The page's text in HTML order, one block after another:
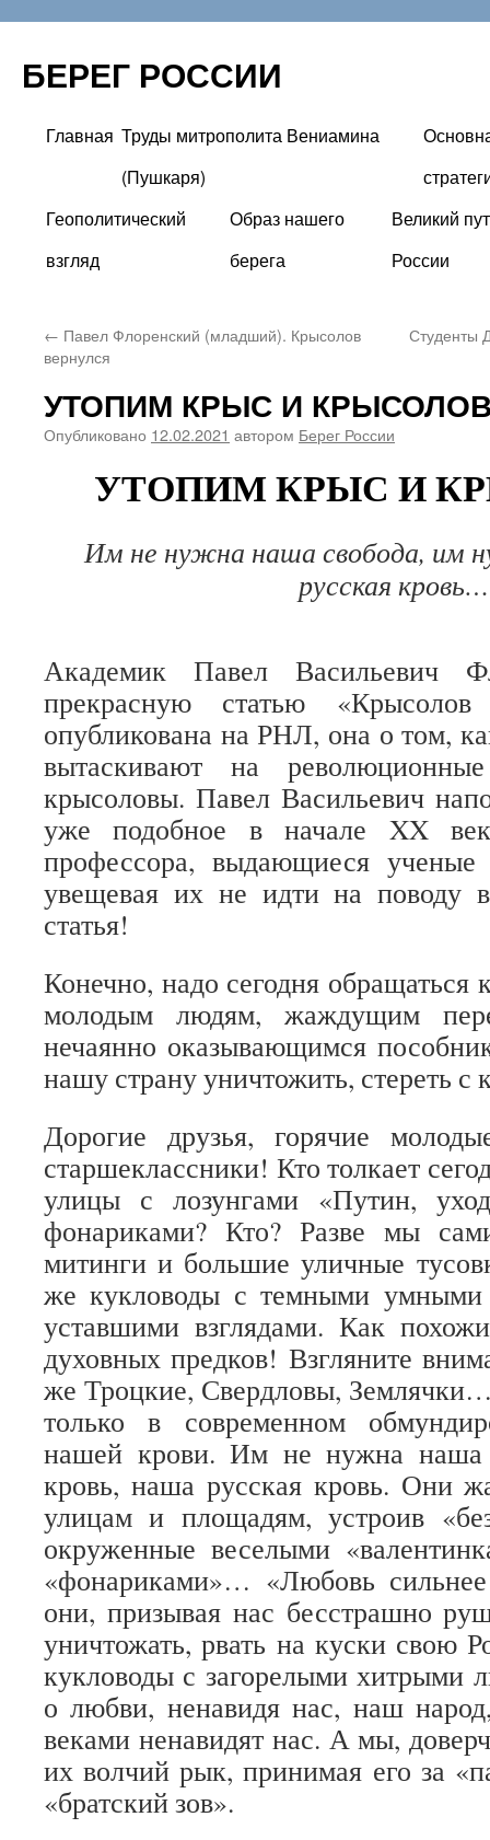
БЕРЕГ РОССИИ
Перейти
содержимому
Главная Труды митрополита Вениамина
(Пушкаря)
Геополитический
взгляд
Образ нашего
берега
Великий
России
← Павел Флоренский (младший). Крысолов
вернулся
Студенты
УТОПИМ КРЫС И
Опубликовано 12.02.2021 автором Берег России
УТОПИМ КРЫС И
Им не нужна наша свобода, им
русская кровь…
Академик Павел Васильевич
прекрасную статью «Крысолов
опубликована на РНЛ, она о том,
вытаскивают на
крысоловы. Павел Васильевич
уже подобное в начале XX
профессора, выдающиеся ученые
увещевая их не идти на поводу
статья!
Конечно, надо сегодня обращаться
молодым людям, жаждущим
нечаянно оказывающимся
нашу страну уничтожить, стереть с
Дорогие друзья, горячие
старшеклассники! Кто толкает
улицы с лозунгами «Путин,
фонариками? Кто? Разве мы
митинги и большие уличные
же кукловоды с темными
уставшими взглядами. Как
духовных предков! Взгляните
же Троцкие, Свердловы,
только в современном
нашей крови. Им не нужна
кровь, наша русская кровь. Они
улицам и площадям, устроив
окруженные веселыми
«фонариками»… «Любовь
они, призывая нас бесстрашно
уничтожать, рвать на куски свою
кукловоды с загорелыми хитрыми
о любви, ненавидя нас, наш
веками ненавидят нас. А мы,
их волчий рык, принимая его за
«братский зов».